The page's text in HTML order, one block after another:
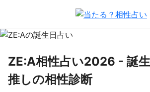
ZE:A相性占い2026 - 誕
推しの相性診断